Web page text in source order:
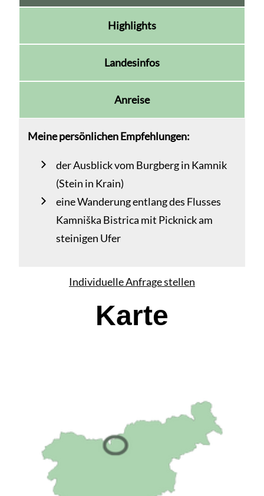
Highlights
Landesinfos
Anreise
Meine persönlichen Empfehlungen:
der Ausblick vom Burgberg in Kamnik
(Stein in Krain)
eine Wanderung entlang des Flusses
Kamniška Bistrica mit Picknick am
steinigen Ufer
Individuelle Anfrage stellen
Karte